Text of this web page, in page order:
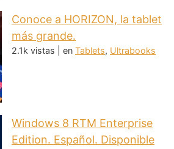
Conoce a HORIZON, la tablet
más grande.
2.1k vistas en Tablets, Ultrabooks
Windows 8 RTM Enterprise
Edition. Español. Disponible